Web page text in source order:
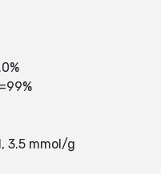
3.5 mmol/g